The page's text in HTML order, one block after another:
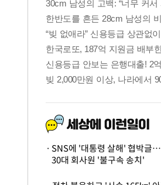
SNS에 '대통령 살해' 협박글…
30대 회사원 '불구속 송치'